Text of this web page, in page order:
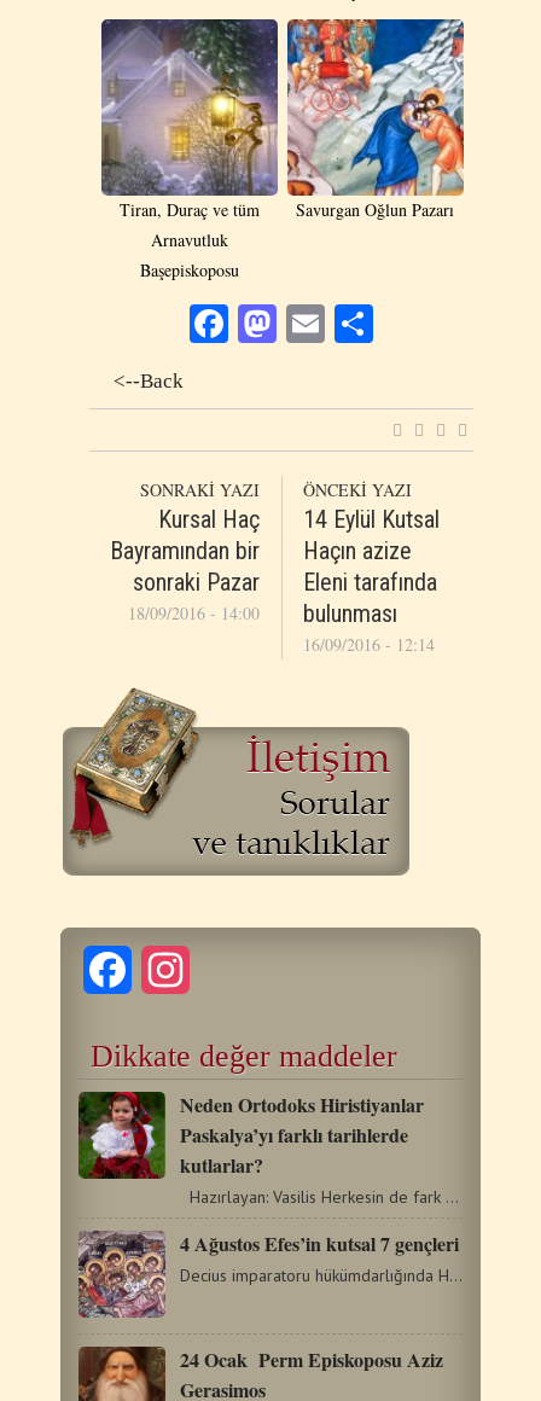
Tiran, Duraç ve tüm
Arnavutluk
Başepiskoposu
Savurgan Oğlun Pazarı
Facebook
Mastodon
Email
<--Back
SONRAKİ YAZI
Kursal Haç
Bayramından bir
sonraki Pazar
18/09/2016 - 14:00
ÖNCEKİ YAZI
14 Eylül Kutsal
Haçın azize
Eleni tarafında
bulunması
16/09/2016 - 12:14
Facebook
Dikkate değer maddeler
Neden Ortodoks Hiristiyanlar
Paskalya’yı farklı tarihlerde
kutlarlar?
Hazırlayan: Vasilis Herkesin de fark ettiği gibi Paskalya…
4 Ağustos Efes’in kutsal 7 gençleri
Decius imparatoru hükümdarlığında Hristiyanların zulmü…
24 Ocak Perm Episkoposu Aziz
Gerasimos